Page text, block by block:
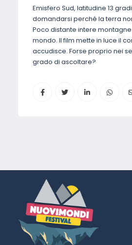
Emisfero Sud, latitudine 13
domandarsi perché la terra
Poco distante intere
mondo. Il film mette in luce il
accudisce. Forse proprio nei
grado di ascoltare?